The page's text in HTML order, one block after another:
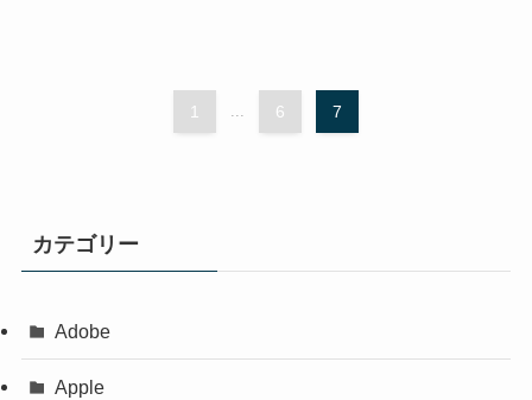
1 ... 6 7
カテゴリー
Adobe
Apple